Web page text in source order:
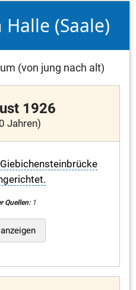
(Saale)
(von jung nach alt)
1926
Jahren)
Quellen:1